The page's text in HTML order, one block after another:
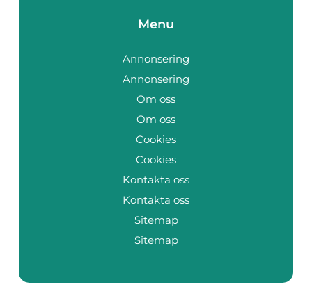
Menu
Annonsering
Annonsering
Om oss
Om oss
Cookies
Cookies
Kontakta oss
Kontakta oss
Sitemap
Sitemap